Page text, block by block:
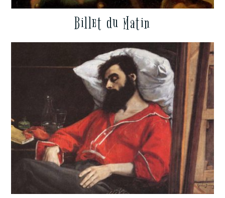
Billet du Matin